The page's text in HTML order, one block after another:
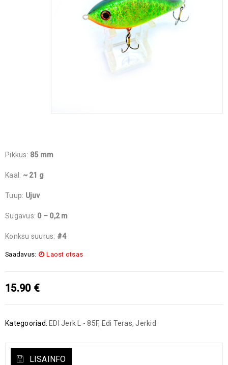
Pikkus: 85 mm
Kaal: ~ 21 g
Tuup: Ujuv
Sugavus: 0 – 0,2 m
Konksu suurus: #4
Saadavus: Laost otsas
15.90 €
Kategooriad: EDI Jerk L - 85F, Edi Teras,Jerkid
LISAINFO